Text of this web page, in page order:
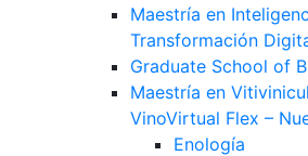
Maestría en
Transformación
Graduate School of
Maestría en
VinoVirtual Flex –
Enología